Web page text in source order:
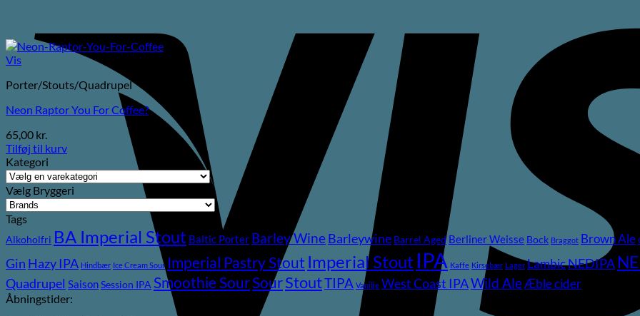
Vis
Porter/Stouts/Quadrupel
Neon Raptor You For Coffee?
65,00 kr.
Tilføj til kurv
Kategori
Vælg Bryggeri
Tags
Alkoholfri BA Imperial Stout Baltic Porter Barley Wine Barleywine Barrel Aged Berliner Weisse Bock Braggot Brown Ale
Gin Hazy IPA Hindbær Ice Cream Sour Imperial Pastry Stout Imperial Stout IPA Kaffe Kirsebær Lager LambicNEDIPA
Quadrupel SaisonSession IPA Smoothie SourSourStoutTIPA Vanilje West Coast IPAWild AleÆble cider
Åbningstider: